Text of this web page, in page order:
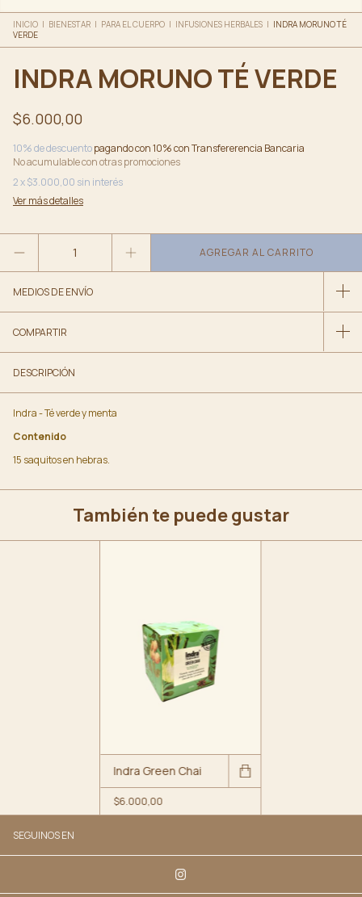
INICIO | BIENESTAR | PARA EL CUERPO | INFUSIONES HERBALES | INDRA MORUNO TÉ
VERDE
INDRA MORUNO TÉ VERDE
$6.000,00
10% de descuentopagando con 10% con Transfererencia Bancaria
No acumulable con otras promociones
2x$3.000,00 sin interés
Ver más detalles
MEDIOS DE ENVÍO
COMPARTIR
DESCRIPCIÓN
Indra - Té verde y menta
Contenido
15 saquitos en hebras.
También te puede gustar
Indra Green Chai
$6.000,00
SEGUINOS EN